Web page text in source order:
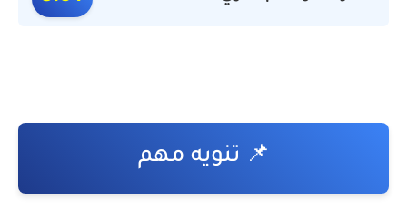
📌 تنويه مهم